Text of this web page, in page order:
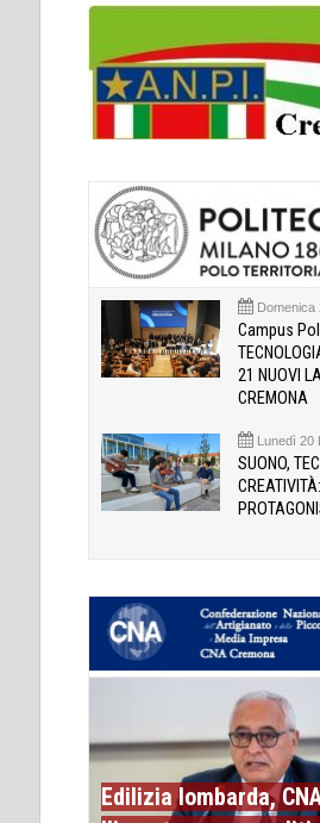
Domenica
Campus
21 NUOVI
CREMONA
Lunedì 20
SUONO,
Edilizia lombarda,